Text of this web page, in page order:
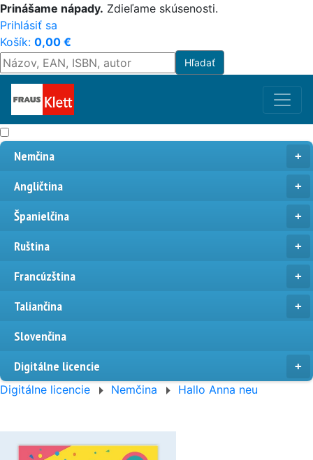
Prinášame nápady. Zdieľame skúsenosti.
Prihlásiť sa
Košík: 0,00 €
Nemčina
Angličtina
Španielčina
Ruština
Francúzština
Taliančina
Slovenčina
Digitálne licencie
Digitálne licencie Nemčina Hallo Anna neu